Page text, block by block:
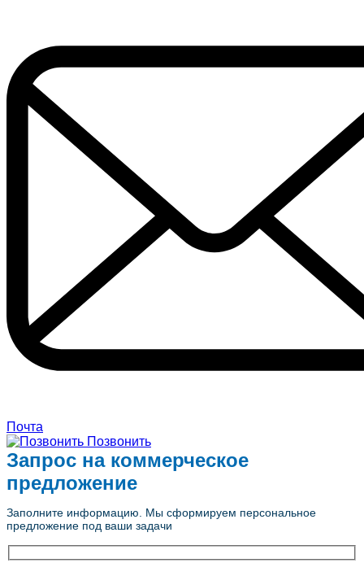
Почта
Позвонить
Запрос на коммерческое
предложение
Заполните информацию. Мы сформируем персональное
предложение под ваши задачи